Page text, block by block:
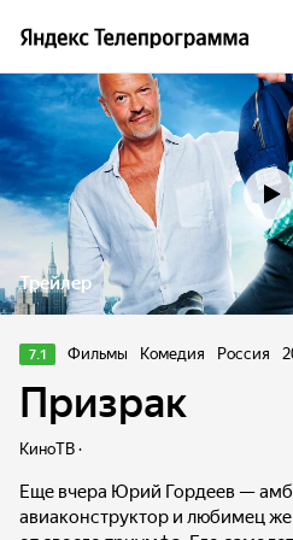
Трейлер
7.1 Фильмы Комедия Россия
Призрак
КиноТВ ·
Еще вчера Юрий Гордеев —
авиаконструктор и любимец